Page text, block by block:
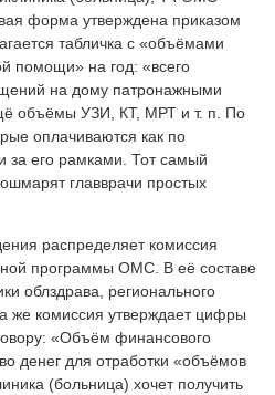
форма утверждена приказом
табличка с «объёмами
помощи» на год: «всего
на дому патронажными
объёмы УЗИ, КТ, МРТ и т. п. По
оплачиваются как по
за его рамками. Тот самый
главврачи простых
распределяет комиссия
программы ОМС. В её составе
облздрава, регионального
же комиссия утверждает цифры
«Объём финансового
денег для отработки «объёмов
(больница) хочет получить